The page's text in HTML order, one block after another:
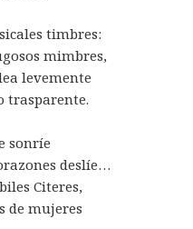
timbres:
mimbres,
levemente
trasparente.
sonríe
deslíe…
Citeres,
de mujeres